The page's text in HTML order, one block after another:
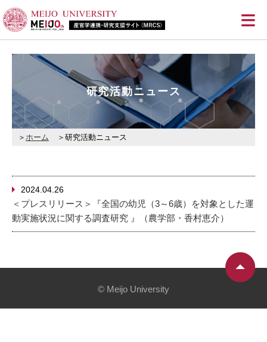
≡
研究活動ニュース
ホーム 研究活動ニュース
2024.04.26
＜プレスリリース＞『全国の幼児（3～6歳）を対象とした運
動実施状況に関する調査研究 』（農学部・香村恵介）
© Meijo University